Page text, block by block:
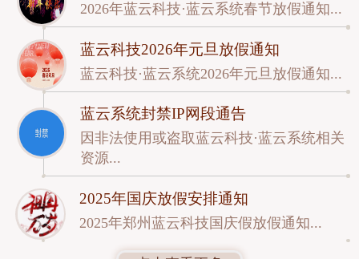
2026年蓝云科技·蓝云系统春节放假通知...
蓝云科技2026年元旦放假通知
蓝云科技·蓝云系统2026年元旦放假通知...
蓝云系统封禁IP网段通告
因非法使用或盗取蓝云科技·蓝云系统相关
资源...
2025年国庆放假安排通知
2025年郑州蓝云科技国庆假放假通知...